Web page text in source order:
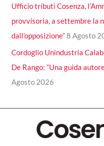
Ufficio tributi Cosenza,
provvisoria, a settembre la
dall’opposizione”8 Agosto
Cordoglio Unindustria
De Rango: “Una guida
Agosto 2026